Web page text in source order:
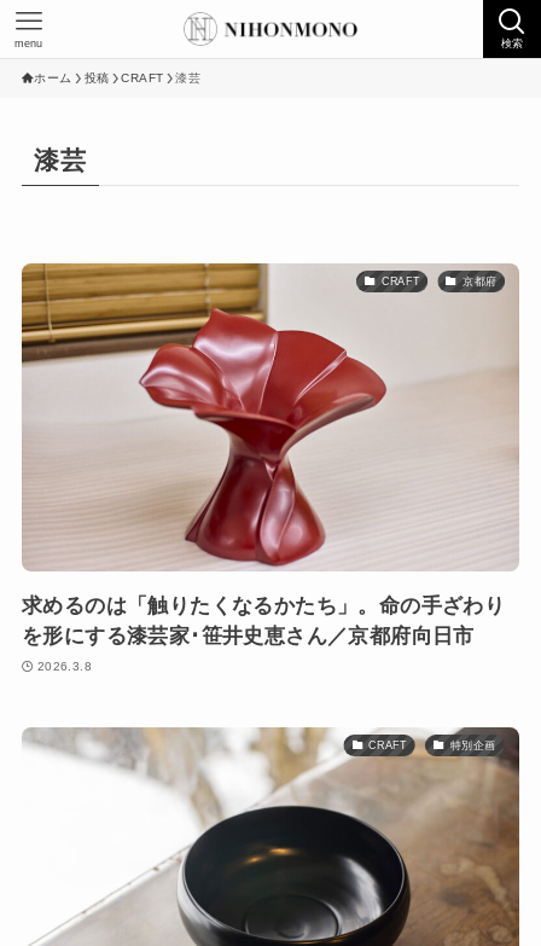
検索
menu
ホーム 投稿 CRAFT 漆芸
漆芸
CRAFT 京都府
求めるのは「触りたくなるかたち」。命の手ざわり
を形にする漆芸家･笹井史恵さん／京都府向日市
2026.3.8
CRAFT 特別企画